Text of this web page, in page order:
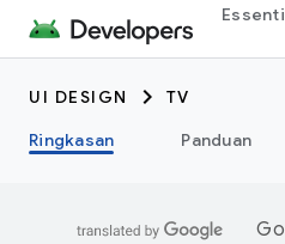
UI DESIGN
TV
Ringkasan
Panduan